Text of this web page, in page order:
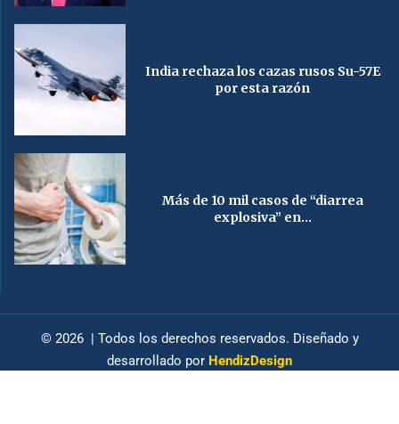
India rechaza los cazas rusos Su-57E
por esta razón
Más de 10 mil casos de “diarrea
explosiva” en...
© 2026 | Todos los derechos reservados. Diseñado y
desarrollado por HendizDesign